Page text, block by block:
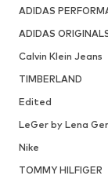
ADIDAS
ADIDAS
Calvin Klein Jeans
TIMBERLAND
Edited
LeGer by Lena
Nike
TOMMY HILFIGER